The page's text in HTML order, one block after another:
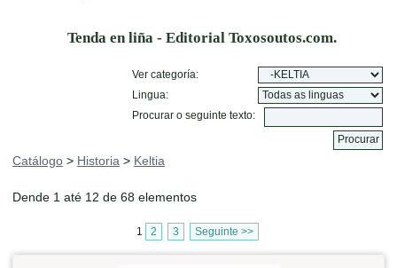
Tenda en liña - Editorial Toxosoutos.com.
Ver categoría:
Lingua:
Procurar o seguinte texto:
Catálogo > Historia > Keltia
Dende 1 até 12 de 68 elementos
1 2 3 Seguinte >>